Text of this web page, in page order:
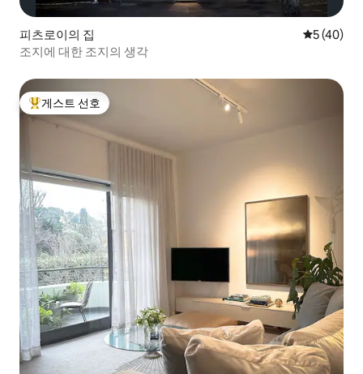
피츠로이의 집 평점 5점(5
5 (40)
조지에 대한 조지의 생각
상위 게스트 선호
게스트 선호